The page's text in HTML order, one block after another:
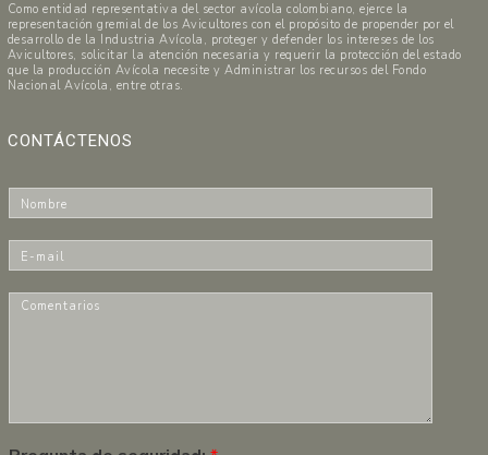
Como entidad representativa del sector avícola colombiano, ejerce la
representación gremial de los Avicultores con el propósito de propender por el
desarrollo de la Industria Avícola, proteger y defender los intereses de los
Avicultores, solicitar la atención necesaria y requerir la protección del estado
que la producción Avícola necesite y Administrar los recursos del Fondo
Nacional Avícola, entre otras.
CONTÁCTENOS
o
m
-
m